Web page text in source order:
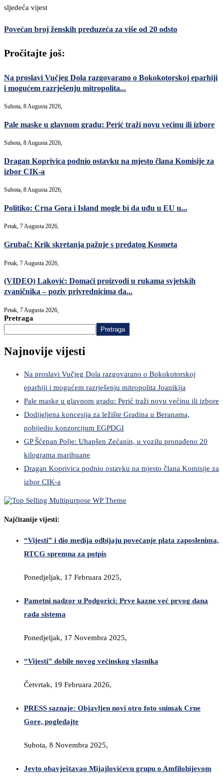
sljedeća vijest
Povećan broj ženskih preduzeća za više od 20 odsto
Pročitajte još:
Na proslavi Vučjeg Dola razgovarano o Bokokotorskoj eparhiji
i mogućem razrješenju mitropolita...
Subota, 8 Augusta 2026,
Pale maske u glavnom gradu: Perić traži novu većinu ili izbore
Subota, 8 Augusta 2026,
Dragan Koprivica podnio ostavku na mjesto člana Komisije za
izbor CIK-a
Subota, 8 Augusta 2026,
Politiko: Crna Gora i Island mogle bi da uđu u EU u...
Petak, 7 Augusta 2026,
Grubač: Krik skretanja pažnje s predatog Kosmeta
Petak, 7 Augusta 2026,
(VIDEO) Laković: Domaći proizvodi u rukama svjetskih
zvaničnika – poziv privrednicima da...
Petak, 7 Augusta 2026,
Pretraga
Pretraga
Najnovije vijesti
Na proslavi Vučjeg Dola razgovarano o Bokokotorskoj
eparhiji i mogućem razrješenju mitropolita Joanikija
Pale maske u glavnom gradu: Perić traži novu većinu ili izbore
Dodijeljena koncesija za ležište Gradina u Beranama,
pobijedio konzorcijum EGPDGI
GP Šćepan Polje: Uhapšen Zećanin, u vozilu pronađeno 20
kilograma marihuane
Dragan Koprivica podnio ostavku na mjesto člana Komisije za
izbor CIK-a
Najčitanije vijesti:
“Vijesti” i dio medija odbijaju povećanje plata zaposlenima,
RTCG spremna za potpis
Ponedjeljak, 17 Februara 2025,
Pametni nadzor u Podgorici: Prve kazne već prvog dana
rada sistema
Ponedjeljak, 17 Novembra 2025,
“Vijesti” dobile novog većinskog vlasnika
Četvrtak, 19 Februara 2026,
PRESS saznaje: Objavljen novi otro foto snimak Crne
Gore, pogledajte
Subota, 8 Novembra 2025,
Jevto obavještavao Mijajlovićevu grupu o Amfilohijevom